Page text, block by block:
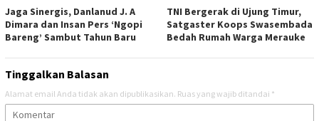
Jaga Sinergis, Danlanud J. A
Dimara dan Insan Pers ‘Ngopi
Bareng’ Sambut Tahun Baru
TNI Bergerak di Ujung Timur,
Satgaster Koops Swasembada
Bedah Rumah Warga Merauke
Tinggalkan Balasan
Alamat email Anda tidak akan dipublikasikan. Ruas yang wajib ditandai *